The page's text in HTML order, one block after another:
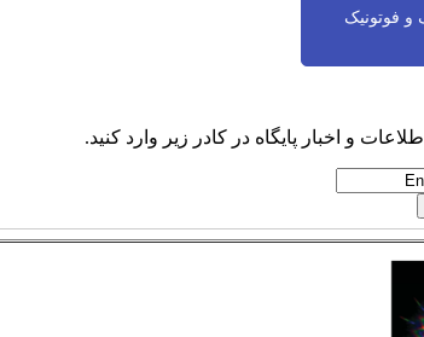
و فوتونیک
و اخبار پایگاه در کادر زیر وارد کنید.